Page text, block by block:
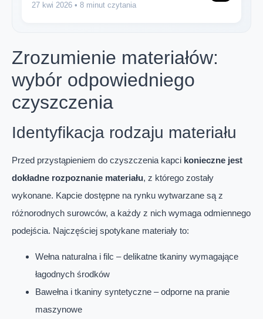
27 kwi 2026 • 8 minut czytania
Zrozumienie materiałów:
wybór odpowiedniego
czyszczenia
Identyfikacja rodzaju materiału
Przed przystąpieniem do czyszczenia kapci konieczne jest
dokładne rozpoznanie materiału, z którego zostały
wykonane. Kapcie dostępne na rynku wytwarzane są z
różnorodnych surowców, a każdy z nich wymaga odmiennego
podejścia. Najczęściej spotykane materiały to:
Wełna naturalna i filc – delikatne tkaniny wymagające
łagodnych środków
Bawełna i tkaniny syntetyczne – odporne na pranie
maszynowe